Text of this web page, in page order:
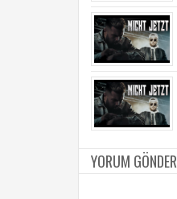
YORUM GÖNDER